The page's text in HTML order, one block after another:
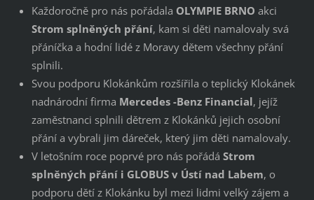
Každoročně pro nás pořádala OLYMPIE BRNO akci
Strom splněných přání, kam si děti namalovaly svá
přáníčka a hodní lidé z Moravy dětem všechny přání
splnili.
Svou podporu Klokánkům rozšířila o teplický Klokánek
nadnárodní firma Mercedes -Benz Financial, jejíž
zaměstnanci splnili dětrem z Klokánků jejich osobní
přání a vybrali jim dáreček, který jim děti namalovaly.
V letošním roce poprvé pro nás pořádá Strom
splněných přání i GLOBUS v Ústí nad Labem, o
podporu dětí z Klokánku byl mezi lidmi velký zájem a